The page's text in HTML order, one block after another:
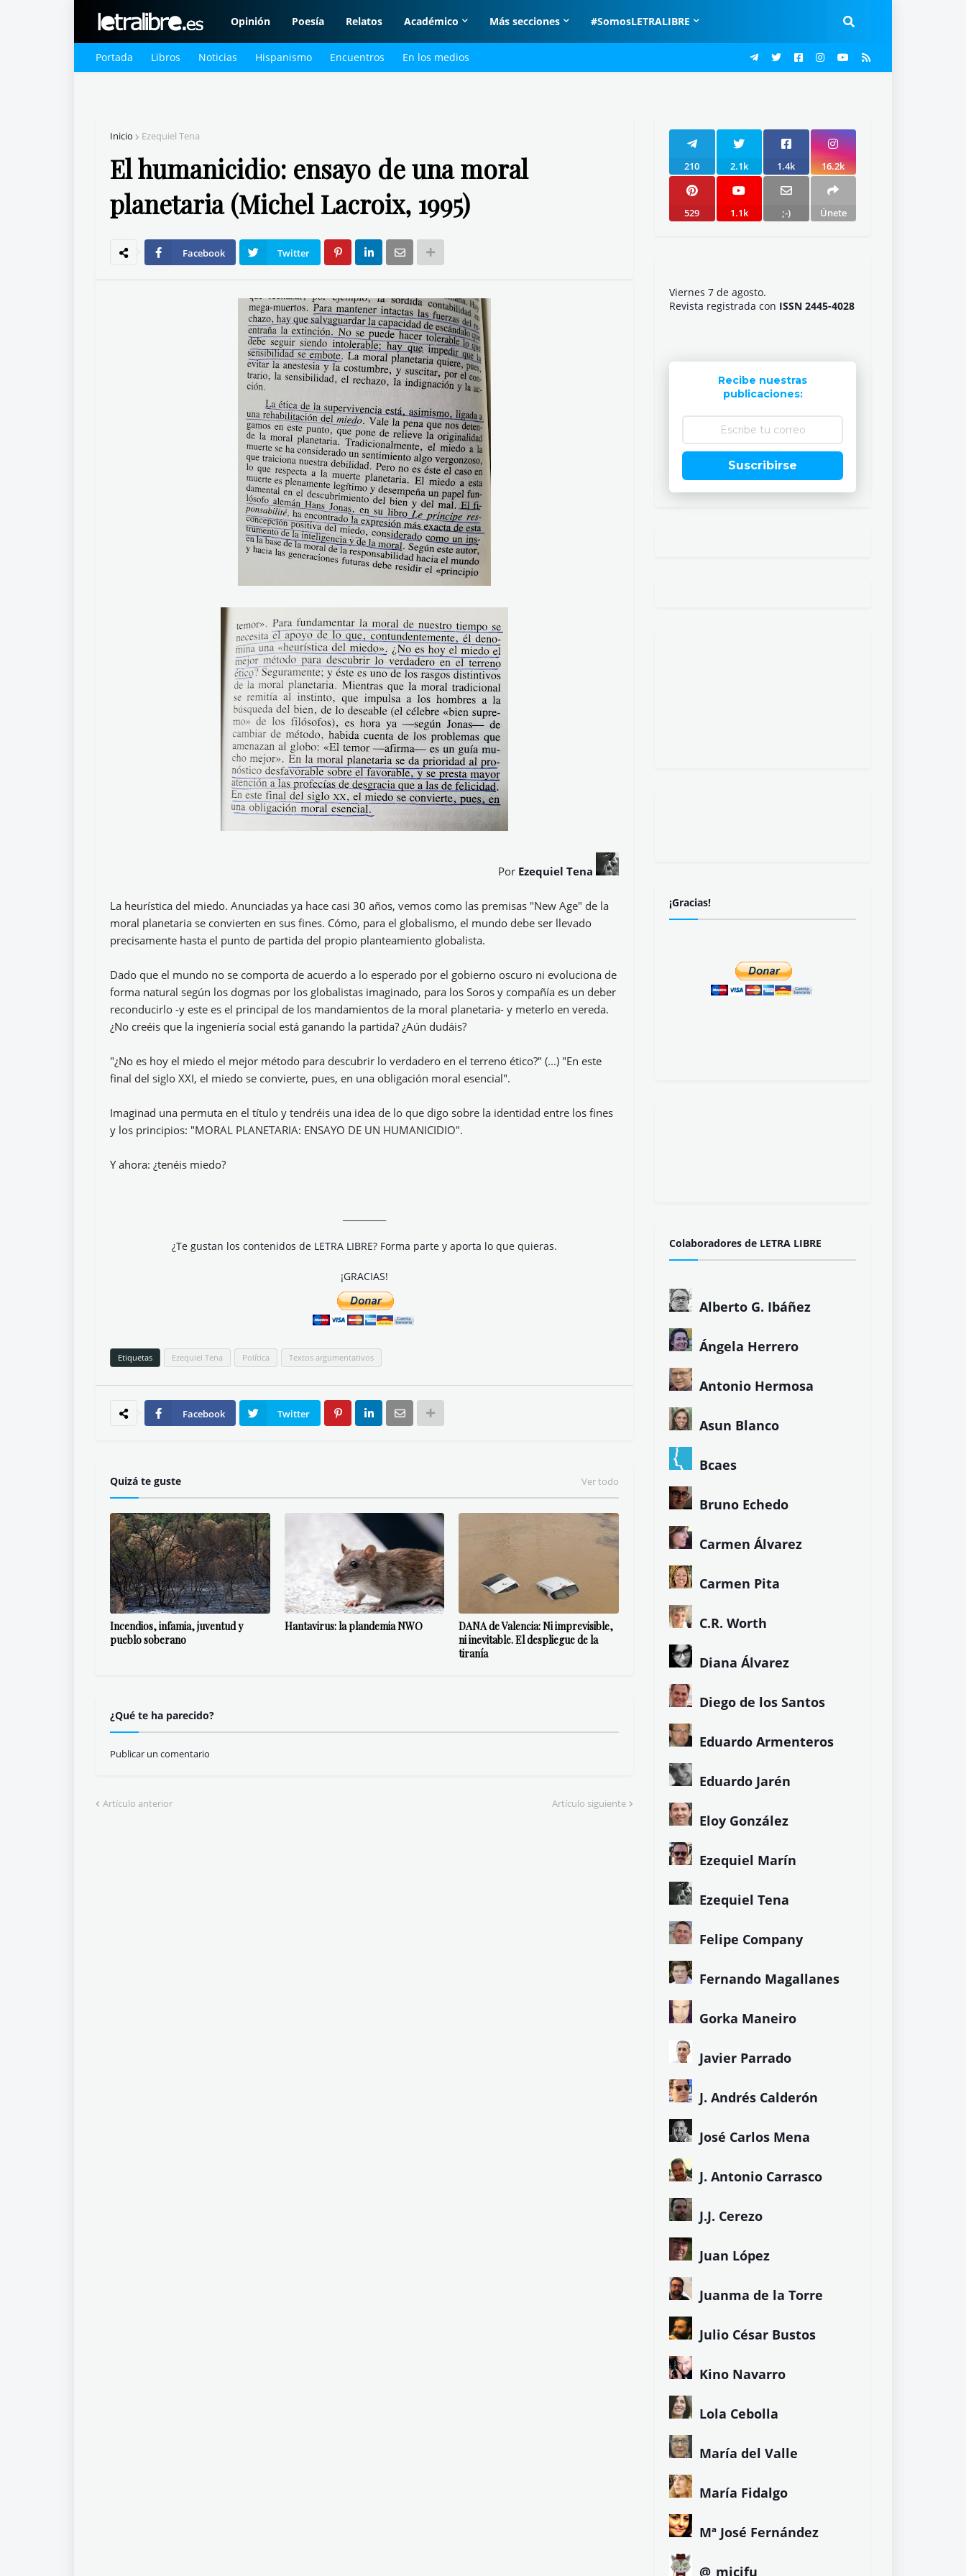
Opinión Poesía Relatos Académico Más secciones #SomosLETRALIBRE
Portada Libros Noticias Hispanismo Encuentros En los medios
Inicio Ezequiel Tena
El humanicidio: ensayo de una moral
planetaria (Michel Lacroix, 1995)
Facebook Twitter
Por Ezequiel Tena
La heurística del miedo. Anunciadas ya hace casi 30 años, vemos como las premisas "New Age" de la
moral planetaria se convierten en sus fines. Cómo, para el globalismo, el mundo debe ser llevado
precisamente hasta el punto de partida del propio planteamiento globalista.
Dado que el mundo no se comporta de acuerdo a lo esperado por el gobierno oscuro ni evoluciona de
forma natural según los dogmas por los globalistas imaginado, para los Soros y compañía es un deber
reconducirlo -y este es el principal de los mandamientos de la moral planetaria- y meterlo en vereda.
¿No creéis que la ingeniería social está ganando la partida? ¿Aún dudáis?
"¿No es hoy el miedo el mejor método para descubrir lo verdadero en el terreno ético?" (...) "En este
final del siglo XXI, el miedo se convierte, pues, en una obligación moral esencial".
Imaginad una permuta en el título y tendréis una idea de lo que digo sobre la identidad entre los fines
y los principios: "MORAL PLANETARIA: ENSAYO DE UN HUMANICIDIO".
Y ahora: ¿tenéis miedo?
¿Te gustan los contenidos de LETRA LIBRE? Forma parte y aporta lo que quieras.
¡GRACIAS!
Etiquetas Ezequiel Tena Política Textos argumentativos
Facebook Twitter
Quizá te guste Ver todo
Incendios, infamia, juventud y
pueblo soberano
Hantavirus: la plandemia NWO
DANA de Valencia: Ni imprevisible,
ni inevitable. El despliegue de la
tiranía
¿Qué te ha parecido?
Publicar un comentario
Artículo anterior Artículo siguiente
210 2.1k 1.4k 16.2k
529 1.1k ;-) Únete
Viernes 7 de agosto.
Revista registrada con ISSN 2445-4028
Recibe nuestras
publicaciones:
Suscribirse
¡Gracias!
Colaboradores de LETRA LIBRE
Alberto G. Ibáñez
Ángela Herrero
Antonio Hermosa
Asun Blanco
Bcaes
Bruno Echedo
Carmen Álvarez
Carmen Pita
C.R. Worth
Diana Álvarez
Diego de los Santos
Eduardo Armenteros
Eduardo Jarén
Eloy González
Ezequiel Marín
Ezequiel Tena
Felipe Company
Fernando Magallanes
Gorka Maneiro
Javier Parrado
J. Andrés Calderón
José Carlos Mena
J. Antonio Carrasco
J.J. Cerezo
Juan López
Juanma de la Torre
Julio César Bustos
Kino Navarro
Lola Cebolla
María del Valle
María Fidalgo
Mª José Fernández
@_micifu_